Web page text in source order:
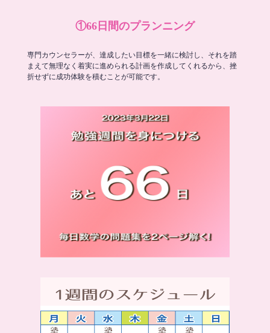
①66日間のプランニング
専門カウンセラーが、達成したい目標を一緒に検討し、それを踏
まえて無理なく着実に進められる計画を作成してくれるから、挫
折せずに成功体験を積むことが可能です。